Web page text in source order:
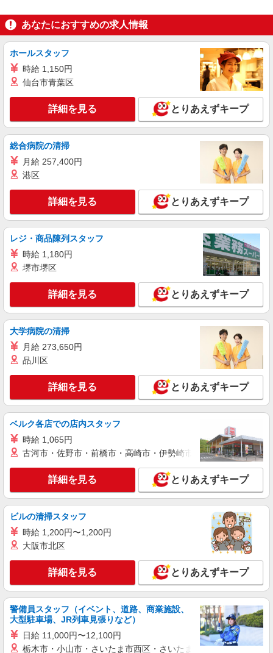
介護スタッフ ◆デイサービス、サービス付き
高齢者向け住宅、グループホームなど様々な勤
未経験：時給1350〜1550円（資格・経験によ
る） 経験者：時給1550〜1750円（資格・経験によ
る） ◎月収例 時給1750円×1日8時間×22日（週5
日）＝30万8000円 ◆昇給あり ◆支払い方法 ※日
払い/週払い/月払い対応も可能です。詳しくは面談
時にご相談ください。 ◆交通費：別途全額支給 ※
栃木県鹿沼市 【最寄駅】 ◆東武日光線「板荷
駅」 ◆JR日光線「鹿沼駅」 ◆東武日光線「北鹿
沼駅」 ★その他、近隣に多数勤務地あります！
キープ 詳細を見る
派遣社員
株式会社kotrio /●UT-H-2028518
≪鹿沼市≫日勤のみ＆残業ナシ！お迎えに間に
合うデイサービス
時給1500円〜2125円 ＜日払い有/週払い有/交
通費全支給(ガソリン代含む)＞
キープ 詳細を見る
派遣社員
株式会社kotrio /●UT-H-2094083
＜面接なし＞デイサービスでリハビリ補助・送
迎など＊鹿沼市
時給1500円〜2125円 ＜日払い有/週払い有/交
通費全支給(ガソリン代含む)＞
鹿沼市 最寄り駅：新鹿沼
キープ
派遣社員
株式会社kotrio /●UT-H-2010102
鹿沼市＊少人数グルホで利用者さんと家事や掃
除など♪日払いOK
時給1500円〜2125円 ＜日払い有/週払い有/交
詳細を見る
株式会社kotrio /●UT-H-2067463
いつもの家事がお仕事に！？少人数の福祉施設
で日常サポート！
時給1500円〜2125円 ＜日払い有/週払い有/交
通費全支給(ガソリン代含む)＞
あなたにおすすめの求人情報
ホールスタッフ
時給 1,150円
仙台市青葉区
詳細を見る とりあえずキープ
総合病院の清掃
月給 257,400円
港区
詳細を見る とりあえずキープ
レジ・商品陳列スタッフ
時給 1,180円
堺市堺区
詳細を見る とりあえずキープ
大学病院の清掃
月給 273,650円
品川区
詳細を見る とりあえずキープ
ベルク各店での店内スタッフ
時給 1,065円
古河市・佐野市・前橋市・高崎市・伊勢崎市・太田市・館林市
詳細を見る とりあえずキープ
ビルの清掃スタッフ
時給 1,200円〜1,200円
大阪市北区
詳細を見る とりあえずキープ
警備員スタッフ（イベント、道路、商業施設、
大型駐車場、JR列車見張りなど）
日給 11,000円〜12,100円
栃木市・小山市・さいたま市西区・さいたま市岩槻区・久喜市・